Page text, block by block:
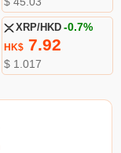
XRP/HKD -0.7%
HK$7.92
$ 1.017